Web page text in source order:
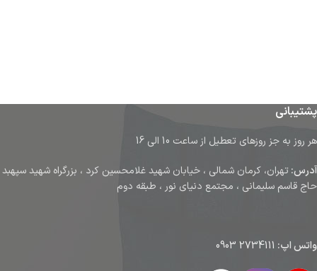
پشتیبانی
هر روز به جز روزهای تعطیل از ساعت 10 الی 16
آدرس: تهران، کرمان شمالی ، خیابان شهید غلامحسین کرد ، بزرگراه شهید سپهبد
حاج قاسم سلیمانی ، مجتمع دنیای نور ، طبقه دوم
واتس اپ: 2734111 0903